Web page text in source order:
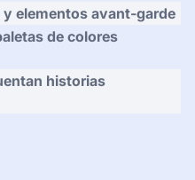
y elementos avant-garde
de colores
historias